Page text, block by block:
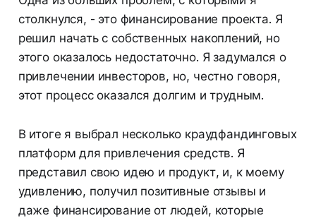
столкнулся, - это финансирование проекта. Я
решил начать с собственных накоплений, но
этого оказалось недостаточно. Я задумался о
привлечении инвесторов, но, честно говоря,
этот процесс оказался долгим и трудным.
В итоге я выбрал несколько краудфандинговых
платформ для привлечения средств. Я
представил свою идею и продукт, и, к моему
удивлению, получил позитивные отзывы и
даже финансирование от людей, которые